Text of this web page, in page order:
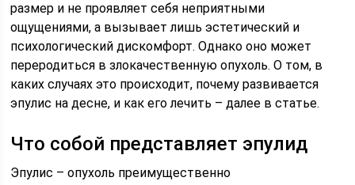
размер и не проявляет себя неприятными
ощущениями, а вызывает лишь эстетический и
психологический дискомфорт. Однако оно может
переродиться в злокачественную опухоль. О том, в
каких случаях это происходит, почему развивается
эпулис на десне, и как его лечить – далее в статье.
Что собой представляет эпулид
Эпулис – опухоль преимущественно